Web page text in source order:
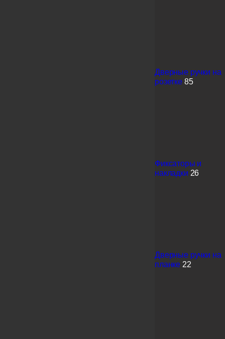
Дверные ручки на
розетке 85
Фиксаторы и
накладки 26
Дверные ручки на
планке 22